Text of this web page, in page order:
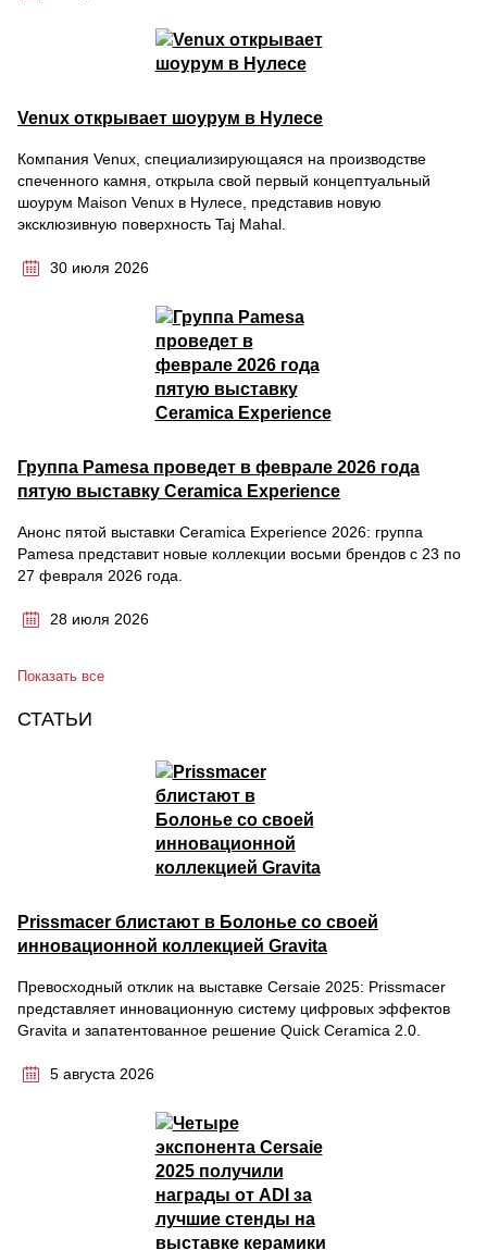
Venux открывает шоурум в Нулесе
Компания Venux, специализирующаяся на производстве
спеченного камня, открыла свой первый концептуальный
шоурум Maison Venux в Нулесе, представив новую
эксклюзивную поверхность Taj Mahal.
30 июля 2026
Группа Pamesa проведет в феврале 2026 года
пятую выставку Ceramica Experience
Анонс пятой выставки Ceramica Experience 2026: группа
Pamesa представит новые коллекции восьми брендов с 23 по
27 февраля 2026 года.
28 июля 2026
Показать все
СТАТЬИ
Prissmacer блистают в Болонье со своей
инновационной коллекцией Gravita
Превосходный отклик на выставке Cersaie 2025: Prissmacer
представляет инновационную систему цифровых эффектов
Gravita и запатентованное решение Quick Ceramica 2.0.
5 августа 2026